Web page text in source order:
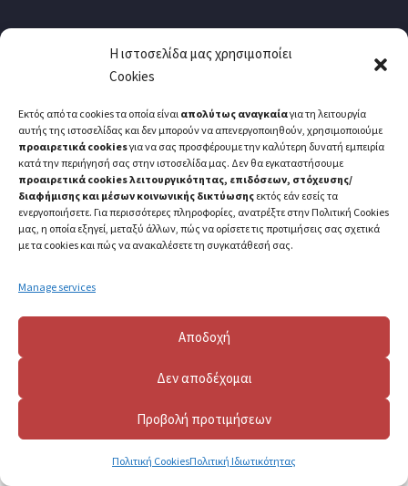
Η ιστοσελίδα μας χρησιμοποίει
Cookies
Εκτός από τα cookies τα οποία είναι απολύτως αναγκαίαγια τη λειτουργία
αυτής της ιστοσελίδας και δεν μπορούν να απενεργοποιηθούν, χρησιμοποιούμε
προαιρετικά cookiesγια να σας προσφέρουμε την καλύτερη δυνατή εμπειρία
κατά την περιήγησή σας στην ιστοσελίδα μας. Δεν θα εγκαταστήσουμε
προαιρετικά cookies λειτουργικότητας, επιδόσεων, στόχευσης/
διαφήμισης και μέσων κοινωνικής δικτύωσης εκτός εάν εσείς τα
ενεργοποιήσετε. Για περισσότερες πληροφορίες, ανατρέξτε στην Πολιτική Cookies
μας, η οποία εξηγεί, μεταξύ άλλων, πώς να ορίσετε τις προτιμήσεις σας σχετικά
με τα cookies και πώς να ανακαλέσετε τη συγκατάθεσή σας.
Manage services
Αποδοχή
Δεν αποδέχομαι
Προβολή προτιμήσεων
Πολιτική CookiesΠολιτική Ιδιωτικότητας